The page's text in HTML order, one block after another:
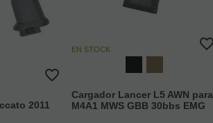
2011
EN STOCK
Cargador Lancer L5 AWN para
M4A1 MWS GBB 30bbs EMG